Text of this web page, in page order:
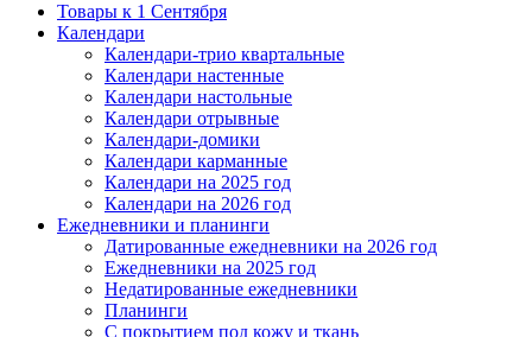
Товары к 1 Сентября
Календари
Календари-трио квартальные
Календари настенные
Календари настольные
Календари отрывные
Календари-домики
Календари карманные
Календари на 2025 год
Календари на 2026 год
Ежедневники и планинги
Датированные ежедневники на 2026 год
Ежедневники на 2025 год
Недатированные ежедневники
Планинги
С покрытием под кожу и ткань